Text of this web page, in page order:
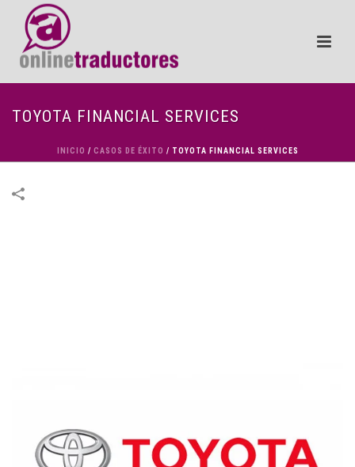
TOYOTA FINANCIAL SERVICES
INICIO / CASOS DE ÉXITO / TOYOTA FINANCIAL SERVICES